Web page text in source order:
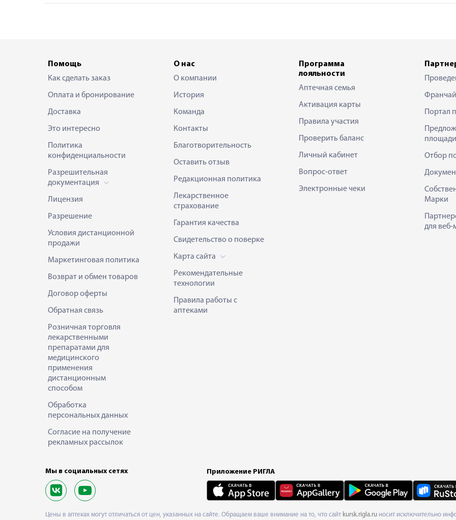
Помощь
Как сделать заказ
Оплата и бронирование
Доставка
Это интересно
Политика
конфиденциальности
Разрешительная
документация
Лицензия
Разрешение
Условия дистанционной
продажи
Маркетинговая политика
Возврат и обмен товаров
Договор оферты
Обратная связь
Розничная торговля
лекарственными
препаратами для
медицинского
применения
дистанционным
способом
Обработка
персональных данных
Согласие на получение
рекламных рассылок
О нас
О компании
История
Команда
Контакты
Благотворительность
Оставить отзыв
Редакционная политика
Лекарственное
страхование
Гарантия качества
Свидетельство о поверке
Карта сайта
Рекомендательные
технологии
Правила работы с
аптеками
Программа
лояльности
Аптечная семья
Активация карты
Правила участия
Проверить баланс
Личный кабинет
Вопрос-ответ
Электронные чеки
Портал
Отбор
Марки
для веб-
Мы в социальных сетях Приложение РИГЛА
Цены в аптеках могут отличаться от цен, указанных на сайте. Обращаем ваше внимание на то, что сайт kursk.rigla.ru носит исключительно